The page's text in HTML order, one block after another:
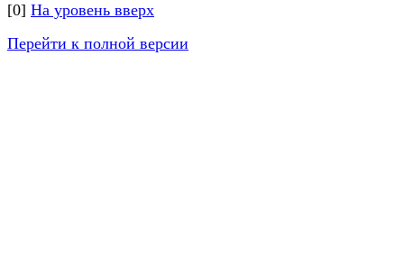
[0] На уровень вверх
Перейти к полной версии